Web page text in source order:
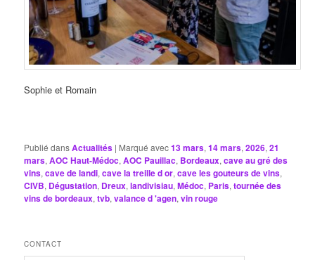
Sophie et Romain
Publié dansActualités | Marqué avec13 mars,14 mars,2026,21
mars,AOC Haut-Médoc,AOC Pauillac, Bordeaux,cave au gré des
vins,cave de landi,cave la treille d or,cave les gouteurs de vins,
CIVB, Dégustation, Dreux,landivisiau,Médoc, Paris,tournée des
vins de bordeaux,tvb,valance d 'agen,vin rouge
CONTACT